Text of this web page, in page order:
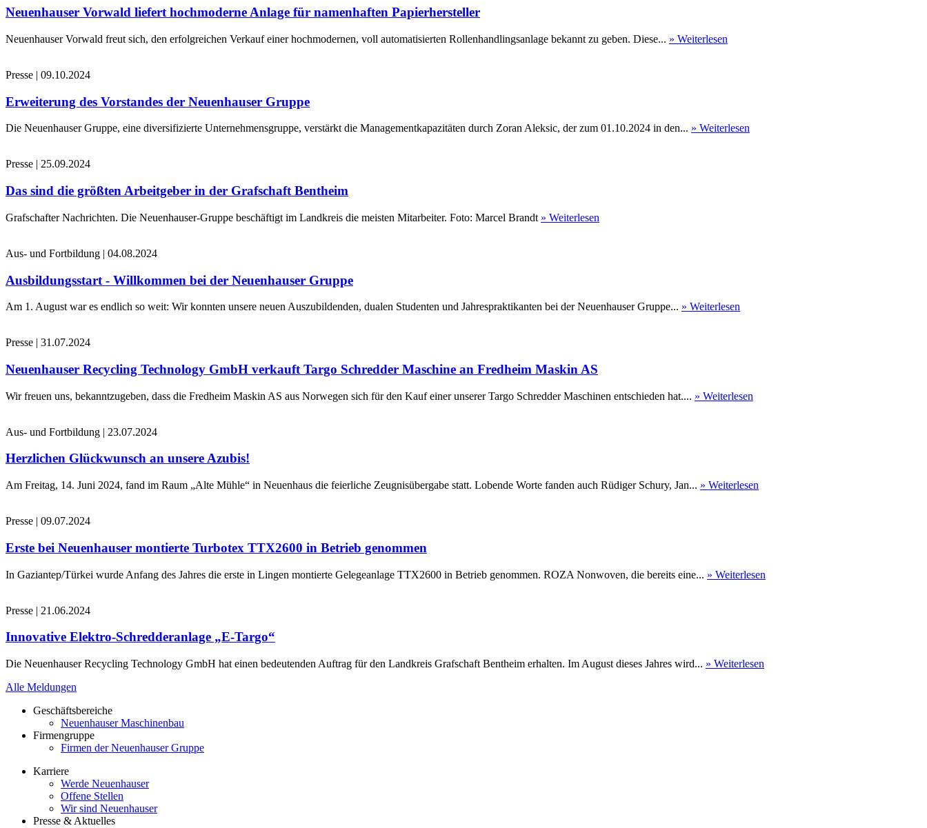
Neuenhauser Vorwald liefert hochmoderne Anlage für namenhaften Papierhersteller
Neuenhauser Vorwald freut sich, den erfolgreichen Verkauf einer hochmodernen, voll automatisierten Rollenhandlingsanlage bekannt zu geben. Diese... » Weiterlesen
Presse | 09.10.2024
Erweiterung des Vorstandes der Neuenhauser Gruppe
Die Neuenhauser Gruppe, eine diversifizierte Unternehmensgruppe, verstärkt die Managementkapazitäten durch Zoran Aleksic, der zum 01.10.2024 in den... » Weiterlesen
Presse | 25.09.2024
Das sind die größten Arbeitgeber in der Grafschaft Bentheim
Grafschafter Nachrichten. Die Neuenhauser-Gruppe beschäftigt im Landkreis die meisten Mitarbeiter. Foto: Marcel Brandt » Weiterlesen
Aus- und Fortbildung | 04.08.2024
Ausbildungsstart - Willkommen bei der Neuenhauser Gruppe
Am 1. August war es endlich so weit: Wir konnten unsere neuen Auszubildenden, dualen Studenten und Jahrespraktikanten bei der Neuenhauser Gruppe... » Weiterlesen
Presse | 31.07.2024
Neuenhauser Recycling Technology GmbH verkauft Targo Schredder Maschine an Fredheim Maskin AS
Wir freuen uns, bekanntzugeben, dass die Fredheim Maskin AS aus Norwegen sich für den Kauf einer unserer Targo Schredder Maschinen entschieden hat.... » Weiterlesen
Aus- und Fortbildung | 23.07.2024
Herzlichen Glückwunsch an unsere Azubis!
Am Freitag, 14. Juni 2024, fand im Raum „Alte Mühle“ in Neuenhaus die feierliche Zeugnisübergabe statt. Lobende Worte fanden auch Rüdiger Schury, Jan... » Weiterlesen
Presse | 09.07.2024
Erste bei Neuenhauser montierte Turbotex TTX2600 in Betrieb genommen
In Gaziantep/Türkei wurde Anfang des Jahres die erste in Lingen montierte Gelegeanlage TTX2600 in Betrieb genommen. ROZA Nonwoven, die bereits eine... » Weiterlesen
Presse | 21.06.2024
Innovative Elektro-Schredderanlage „E-Targo“
Die Neuenhauser Recycling Technology GmbH hat einen bedeutenden Auftrag für den Landkreis Grafschaft Bentheim erhalten. Im August dieses Jahres wird... » Weiterlesen
Alle Meldungen
Geschäftsbereiche
Neuenhauser Maschinenbau
Firmengruppe
Firmen der Neuenhauser Gruppe
Karriere
Werde Neuenhauser
Offene Stellen
Wir sind Neuenhauser
Presse & Aktuelles